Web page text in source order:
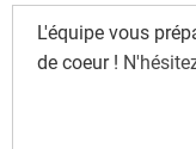
L'équipe vous
de coeur !